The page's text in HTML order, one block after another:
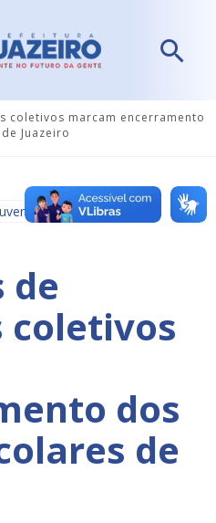
coletivos marcam encerramento
Juazeiro
- SEDUC
de
coletivos
dos
de